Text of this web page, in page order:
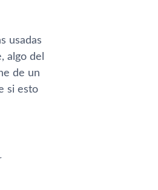
usadas
algo del
de un
si esto